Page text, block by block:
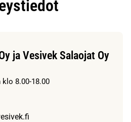
ja Vesivek Salaojat Oy
8.00-18.00